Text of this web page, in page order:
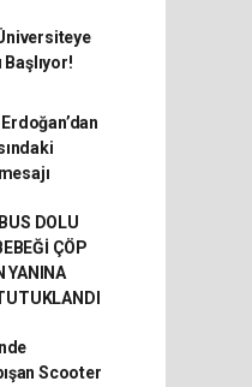
Başlıyor!
DOLU
ÇÖP
YANINA
Scooter